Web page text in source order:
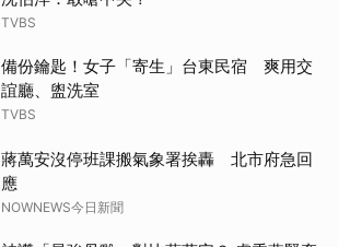
TVBS
備份鑰匙！女子「寄生」台東民宿 爽用交
誼廳、盥洗室
TVBS
蔣萬安沒停班課搬氣象署挨轟 北市府急回
應
NOWNEWS今日新聞